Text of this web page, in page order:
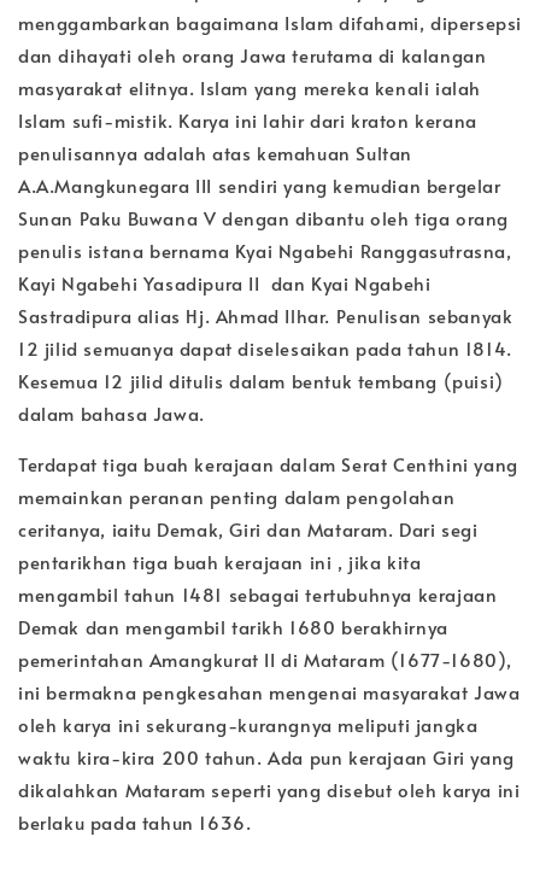
menggambarkan bagaimana Islam difahami, dipersepsi
dan dihayati oleh orang Jawa terutama di kalangan
masyarakat elitnya. Islam yang mereka kenali ialah
Islam sufi-mistik. Karya ini lahir dari kraton kerana
penulisannya adalah atas kemahuan Sultan
A.A.Mangkunegara III sendiri yang kemudian bergelar
Sunan Paku Buwana V dengan dibantu oleh tiga orang
penulis istana bernama Kyai Ngabehi Ranggasutrasna,
Kayi Ngabehi Yasadipura II dan Kyai Ngabehi
Sastradipura alias Hj. Ahmad Ilhar. Penulisan sebanyak
12 jilid semuanya dapat diselesaikan pada tahun 1814.
Kesemua 12 jilid ditulis dalam bentuk tembang (puisi)
dalam bahasa Jawa.
Terdapat tiga buah kerajaan dalam Serat Centhini yang
memainkan peranan penting dalam pengolahan
ceritanya, iaitu Demak, Giri dan Mataram. Dari segi
pentarikhan tiga buah kerajaan ini , jika kita
mengambil tahun 1481 sebagai tertubuhnya kerajaan
Demak dan mengambil tarikh 1680 berakhirnya
pemerintahan Amangkurat II di Mataram (1677-1680),
ini bermakna pengkesahan mengenai masyarakat Jawa
oleh karya ini sekurang-kurangnya meliputi jangka
waktu kira-kira 200 tahun. Ada pun kerajaan Giri yang
dikalahkan Mataram seperti yang disebut oleh karya ini
berlaku pada tahun 1636.